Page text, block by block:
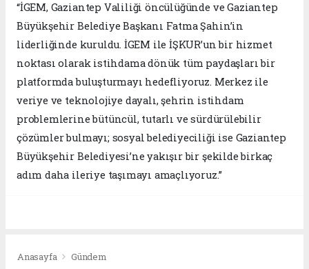
“İGEM, Gaziantep Valiliği öncülüğünde ve Gaziantep
Büyükşehir Belediye Başkanı Fatma Şahin’in
liderliğinde kuruldu. İGEM ile İŞKUR’un bir hizmet
noktası olarak istihdama dönük tüm paydaşları bir
platformda buluşturmayı hedefliyoruz. Merkez ile
veriye ve teknolojiye dayalı, şehrin istihdam
problemlerine bütüncül, tutarlı ve sürdürülebilir
çözümler bulmayı; sosyal belediyeciliği ise Gaziantep
Büyükşehir Belediyesi’ne yakışır bir şekilde birkaç
adım daha ileriye taşımayı amaçlıyoruz.”
Anasayfa Gündem